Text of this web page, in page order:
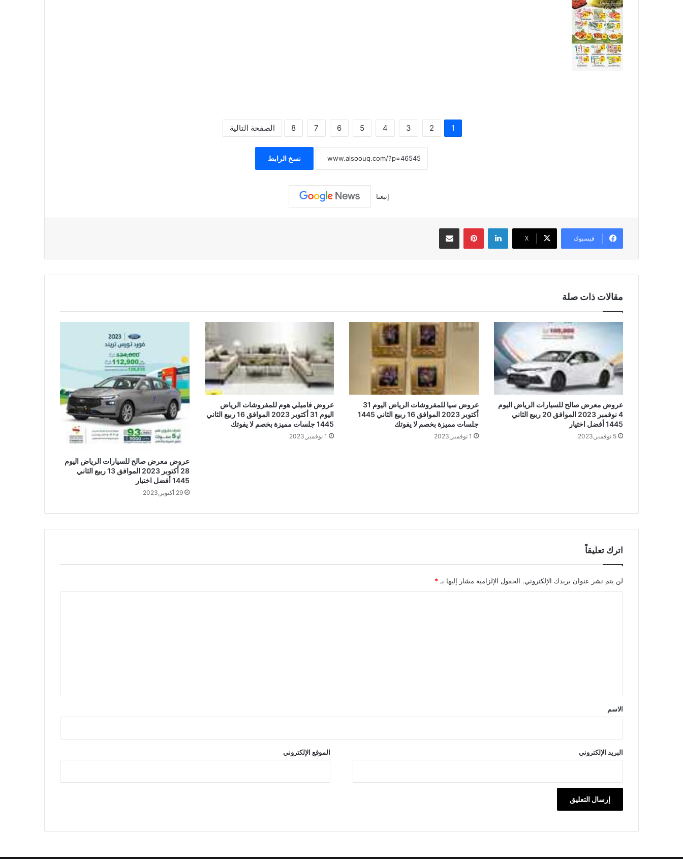
1
2
3
4
5
6
7
8 الصفحة التالية
نسخ الرابط
إتبعنا
فيسبوك ‫X
لينكدإن بينتيريستمشاركة عبر البريد
مقالات ذات صلة
عروض معرض صالح للسيارات الرياض اليوم
4 نوفمبر 2023 الموافق 20 ربيع الثاني
1445 أفضل اختيار
5 نوفمبر,2023
عروض سيا للمفروشات الرياض اليوم 31
أكتوبر 2023 الموافق 16 ربيع الثاني 1445
جلسات مميزة بخصم لا يفوتك
1 نوفمبر,2023
عروض فاميلي هوم للمفروشات الرياض
اليوم 31 أكتوبر 2023 الموافق 16 ربيع الثاني
1445 جلسات مميزة بخصم لا يفوتك
1 نوفمبر,2023
عروض معرض صالح للسيارات الرياض اليوم
28 أكتوبر 2023 الموافق 13 ربيع الثاني
1445 أفضل اختيار
29 أكتوبر,2023
اترك تعليقاً
لن يتم نشر عنوان بريدك الإلكتروني. الحقول الإلزامية مشار إليها بـ*
*
الاسم
البريد الإلكتروني الموقع الإلكتروني